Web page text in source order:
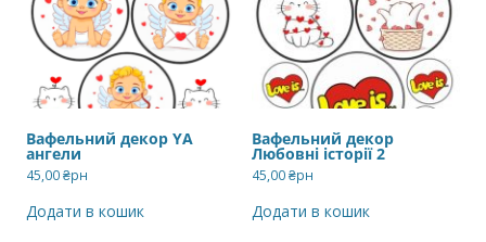
Вафельний декор YA
ангели
45,00₴рн
Додати в кошик
Вафельний декор
Любовні історії 2
45,00₴рн
Додати в кошик